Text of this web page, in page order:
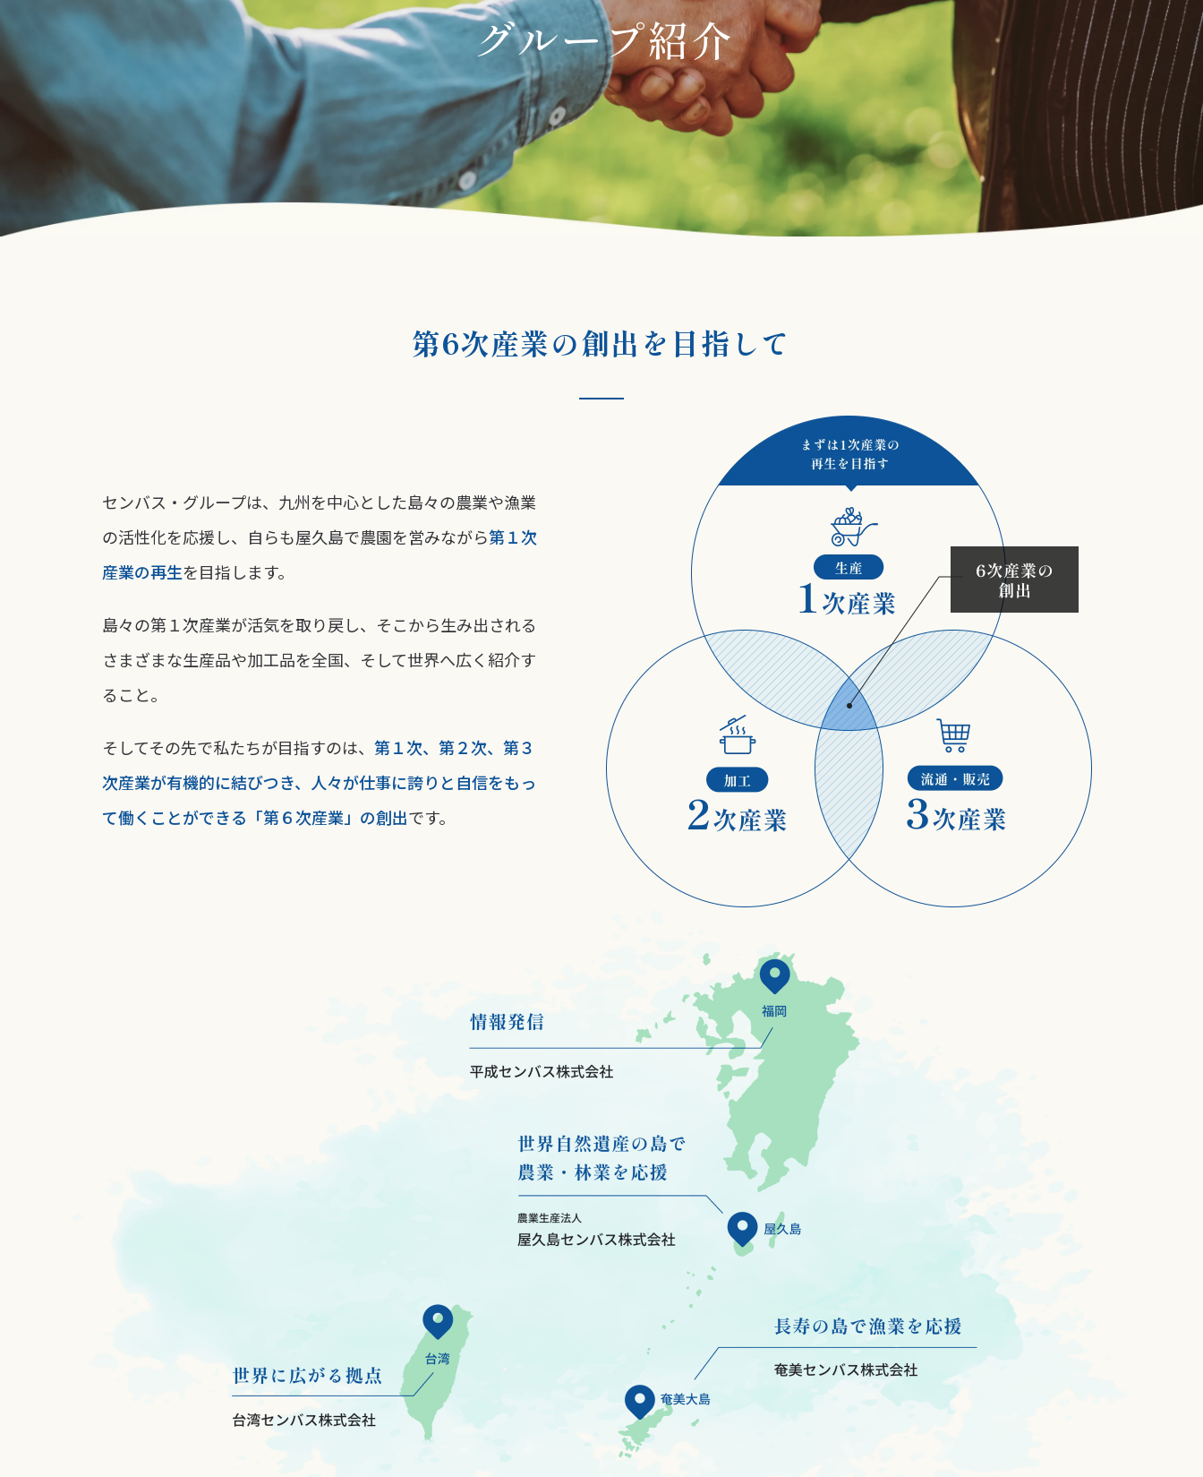
グループ紹介
第6次産業の創出を目指して
センバス・グループは、九州を中心とした島々の農業や漁業
の活性化を応援し、自らも屋久島で農園を営みながら第１次
産業の再生を目指します。
島々の第１次産業が活気を取り戻し、そこから生み出される
さまざまな生産品や加工品を全国、そして世界へ広く紹介す
ること。
そしてその先で私たちが目指すのは、 第１次、第２次、第３
次産業が有機的に結びつき、人々が仕事に誇りと自信をもっ
て働くことができる「第６次産業」の創出です。